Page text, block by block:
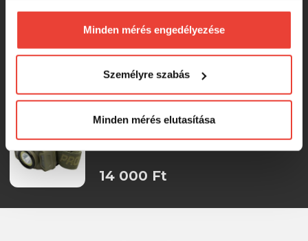
biztosításához arra kérünk, hogy engedd meg
számunkra minden mérés használatát.
Természetesensoha semmilyen formában nem fogunk
megváltoztathatod a döntésed ezzel kapcsolatban.
Előre is köszönjük!
Minden mérés engedélyezése
Személyre szabás
Minden mérés elutasítása
Haldorádó HL-Star fejlámpa
14 990 Ft
Prologic INSPIRE HEAD LIGHT
14 000 Ft